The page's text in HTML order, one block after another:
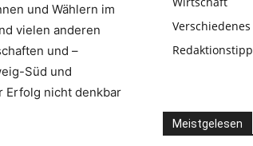
und Wählern im
vielen anderen
und –
Süd und
Erfolg nicht denkbar
Verschiedenes
Redaktionstipp
Meistgelesen